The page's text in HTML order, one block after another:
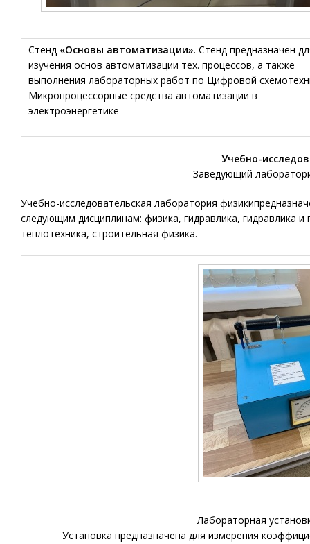
Стенд «Основы автоматизации». Стенд предназначен
изучения основ автоматизации тех. процессов, а также
выполнения лабораторных работ по Цифровой
Микропроцессорные средства автоматизации в
электроэнергетике
Учебно-
Заведующий
Учебно-исследовательская лаборатория
следующим дисциплинам: физика, гидравлика, гидравлика
теплотехника, строительная физика.
Лабораторная
Установка предназначена для измерения